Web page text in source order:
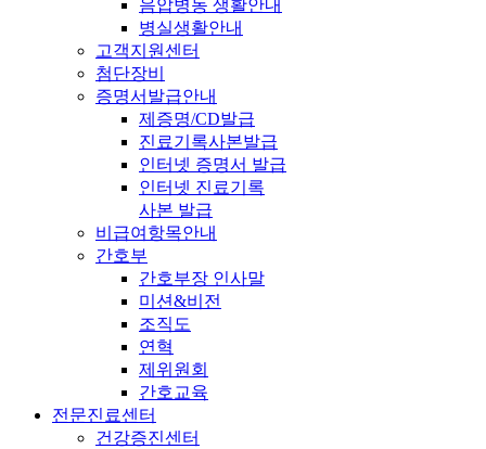
음압병동 생활안내
병실생활안내
고객지원센터
첨단장비
증명서발급안내
제증명/CD발급
진료기록사본발급
인터넷 증명서 발급
인터넷 진료기록
사본 발급
비급여항목안내
간호부
간호부장 인사말
미션&비전
조직도
연혁
제위원회
간호교육
전문진료센터
건강증진센터